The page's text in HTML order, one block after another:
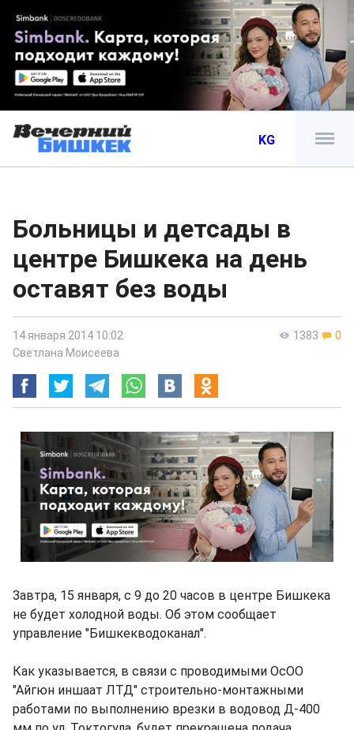
KG
Больницы и детсады в
центре Бишкека на день
оставят без воды
1383 0
14 января 2014 10:02
Светлана Моисеева
Завтра, 15 января, с 9 до 20 часов в центре Бишкека
не будет холодной воды. Об этом сообщает
управление "Бишкекводоканал".
Как указывается, в связи с проводимыми ОсОО
"Айгюн иншаат ЛТД" строительно-монтажными
работами по выполнению врезки в водовод Д-400